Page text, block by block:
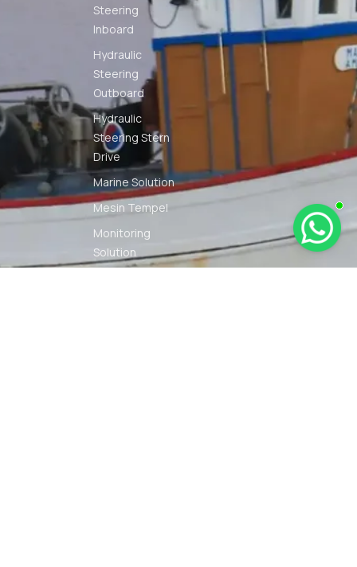
Steering
Inboard
Hydraulic
Steering
Outboard
Hydraulic
Steering Stern
Drive
Marine Solution
Mesin Tempel
Monitoring
Solution